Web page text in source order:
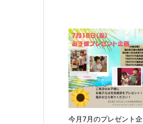
今月7月のプレゼント企